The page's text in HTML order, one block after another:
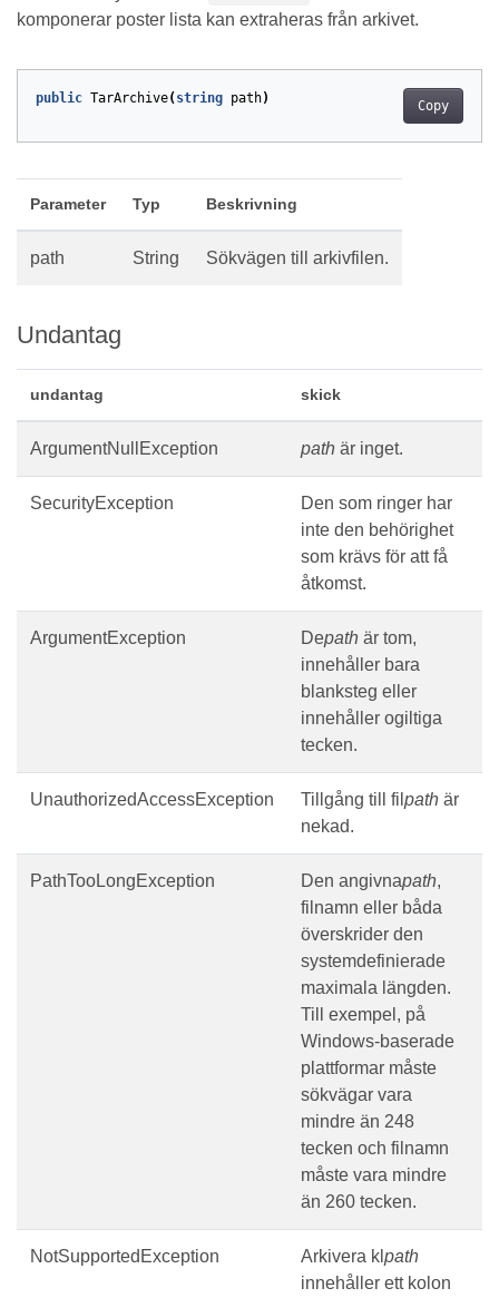
komponerar poster lista kan extraheras från arkivet.
Copy
public TarArchive( string path)
Parameter Typ Beskrivning
path String Sökvägen till arkivfilen.
Undantag
undantag skick
ArgumentNullException path är inget.
SecurityException
Den som ringer har
inte den behörighet
som krävs för att få
åtkomst.
ArgumentException Depath är tom,
innehåller bara
blanksteg eller
innehåller ogiltiga
tecken.
UnauthorizedAccessException Tillgång till fil path är
nekad.
PathTooLongException Den angivnapath,
filnamn eller båda
överskrider den
systemdefinierade
maximala längden.
Till exempel, på
Windows-baserade
plattformar måste
sökvägar vara
mindre än 248
tecken och filnamn
måste vara mindre
än 260 tecken.
NotSupportedException Arkivera kl path
innehåller ett kolon